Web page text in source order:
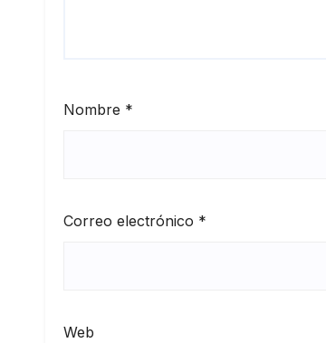
Nombre *
Correo electrónico *
Web